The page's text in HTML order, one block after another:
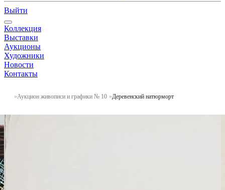
Выйти
Коллекция
Выставки
Аукционы
Художники
Новости
Контакты
Аукцион живописи и графики № 10 Деревенский натюрморт